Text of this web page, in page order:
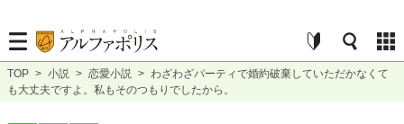
TOP > 小説 > 恋愛小説 > わざわざパーティで婚約破棄していただかなくて
も大丈夫ですよ。私もそのつもりでしたから。